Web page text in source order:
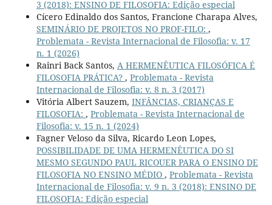
3 (2018): ENSINO DE FILOSOFIA: Edição especial
Cícero Edinaldo dos Santos, Francione Charapa Alves,
SEMINÁRIO DE PROJETOS NO PROF-FILO: ,
Problemata - Revista Internacional de Filosofia: v. 17
n. 1 (2026)
Rainri Back Santos, A HERMENÊUTICA FILOSÓFICA É
FILOSOFIA PRÁTICA? , Problemata - Revista
Internacional de Filosofia: v. 8 n. 3 (2017)
Vitória Albert Sauzem, INFÂNCIAS, CRIANÇAS E
FILOSOFIA: , Problemata - Revista Internacional de
Filosofia: v. 15 n. 1 (2024)
Fagner Veloso da Silva, Ricardo Leon Lopes,
POSSIBILIDADE DE UMA HERMENÊUTICA DO SI
MESMO SEGUNDO PAUL RICOUER PARA O ENSINO DE
FILOSOFIA NO ENSINO MÉDIO , Problemata - Revista
Internacional de Filosofia: v. 9 n. 3 (2018): ENSINO DE
FILOSOFIA: Edição especial